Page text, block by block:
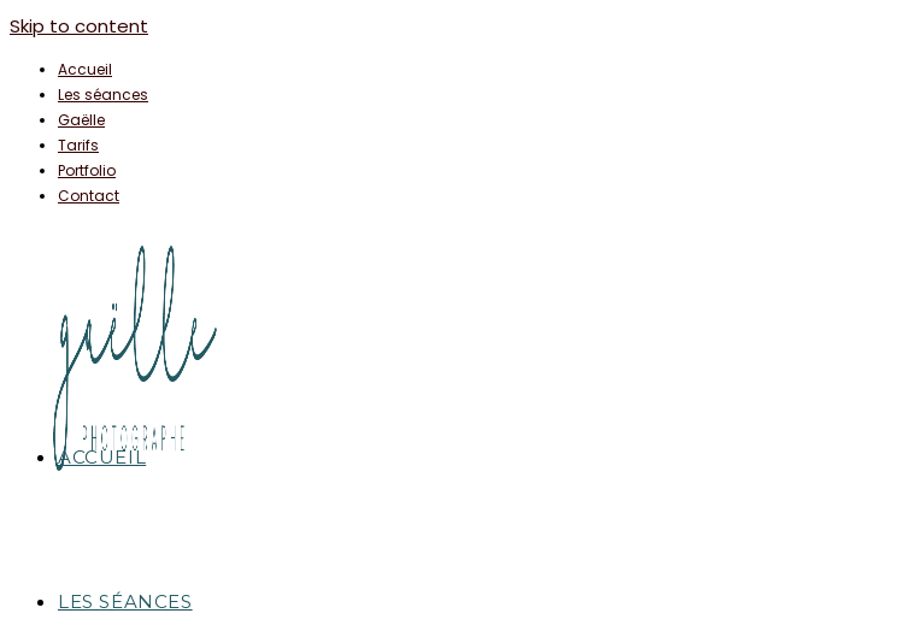
Skip to content
Accueil
Les séances
Gaëlle
Tarifs
Portfolio
Contact
ACCUEIL
LES SÉANCES